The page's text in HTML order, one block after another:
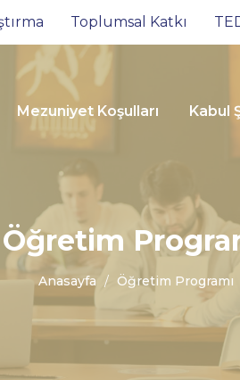
Toplumsal Katkı
Mezuniyet Koşulları Kabul
Öğretim
Anasayfa Öğretim Programı